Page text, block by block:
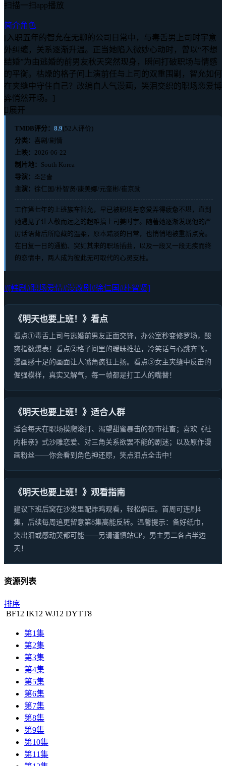
扫描一扫app播放
简介角色
[入职五年的智允在无聊的公司日常中，与毒舌男上司时宇意
外纠缠，关系逐渐升温。正当她陷入微妙心动时，曾以“不想
结婚”为由逃婚的前男友秋天突然现身，瞬间打破职场与情感
的平衡。枯燥的格子间上演前任与上司的双重围剿，智允如何
在夹缝中守住自己？改编自人气漫画，笑泪交织的职场恋爱博
弈悄然开场。]
 展开
TMDB评分： 8.9(52人评价)
分类： 喜剧/剧情
上映： 2026-06-22
制片地： South Korea
导演： 조은솔
主演： 徐仁国/朴智贤/康美娜/元奎彬/崔京勋
工作第七年的上班族车智允，早已被职场与恋爱弄得疲惫不堪，直到
她遇见了让人敬而远之的超难搞上司姜时宇。随著她逐渐发现他的严
厉话语背后所隐藏的温柔，原本黯淡的日常，也悄悄地被重新点亮。
在日复一日的通勤、突如其来的职场插曲，以及一段又一段无疾而终
的恋情中，两人成为彼此无可取代的心灵支柱。
#[韩剧 #职场爱情#漫改剧 #徐仁国#朴智贤]
《明天也要上班！》看点
看点①毒舌上司与逃婚前男友正面交锋，办公室秒变修罗场，酸
爽指数爆表！看点②格子间里的暧昧推拉，冷笑话与心跳齐飞，
漫画感十足的画面让人嘴角疯狂上扬。看点③女主夹缝中反击的
倔强模样，真实又解气，每一帧都是打工人的嘴替！
《明天也要上班！》适合人群
适合每天在职场摸爬滚打、渴望甜蜜暴击的都市社畜；喜欢《社
内相亲》式沙雕恋爱、对三角关系欲罢不能的剧迷；以及原作漫
画粉丝——你会看到角色神还原，笑点泪点全击中！
《明天也要上班！》观看指南
建议下班后窝在沙发里配炸鸡观看，轻松解压。首周可连刷4
集，后续每周追更留意第8集高能反转。温馨提示：备好纸巾，
笑出泪或感动哭都可能——另请谨慎站CP，男主男二各占半边
天！
资源列表
排序
BF12 IK12 WJ12 DYTT8
第1集
第2集
第3集
第4集
第5集
第6集
第7集
第8集
第9集
第10集
第11集